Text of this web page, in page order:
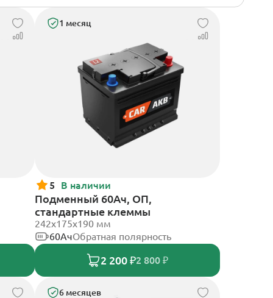
1 месяц
5 В наличии
Подменный 60Ач, ОП,
стандартные клеммы
242х175х190 мм
60АчОбратная полярность
2 200 ₽2 800 ₽
6 месяцев